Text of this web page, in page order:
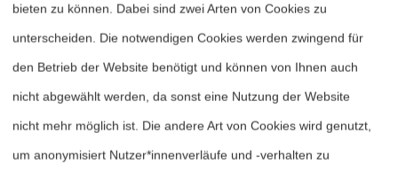
Kostenobergrenze hatte er sich 90 Mio.
DM pro Flugzeug vorgenommen. 12
Am 22. Oktober wurde Rühe plötzlich vom
DASA-Vorstandsvorsitzenden Schrempp
ein sogenanntes Basismodell (Jäger-Light)
bieten zu können. Dabei sind zwei Arten von Cookies zu
unterscheiden. Die notwendigen Cookies werden zwingend für
den Betrieb der Website benötigt und können von Ihnen auch
nicht abgewählt werden, da sonst eine Nutzung der Website
nicht mehr möglich ist. Die andere Art von Cookies wird genutzt,
um anonymisiert Nutzer*innenverläufe und -verhalten zu